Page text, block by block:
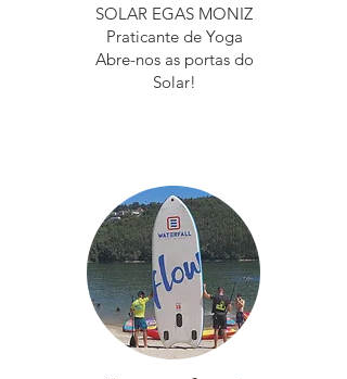
SOLAR EGAS MONIZ
Praticante de Yoga
Abre-nos as portas do
Solar!